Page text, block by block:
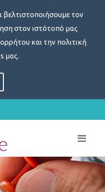
βελτιστοποιήσουμε τον
στον ιστότοπό μας
και την πολιτική
μας.